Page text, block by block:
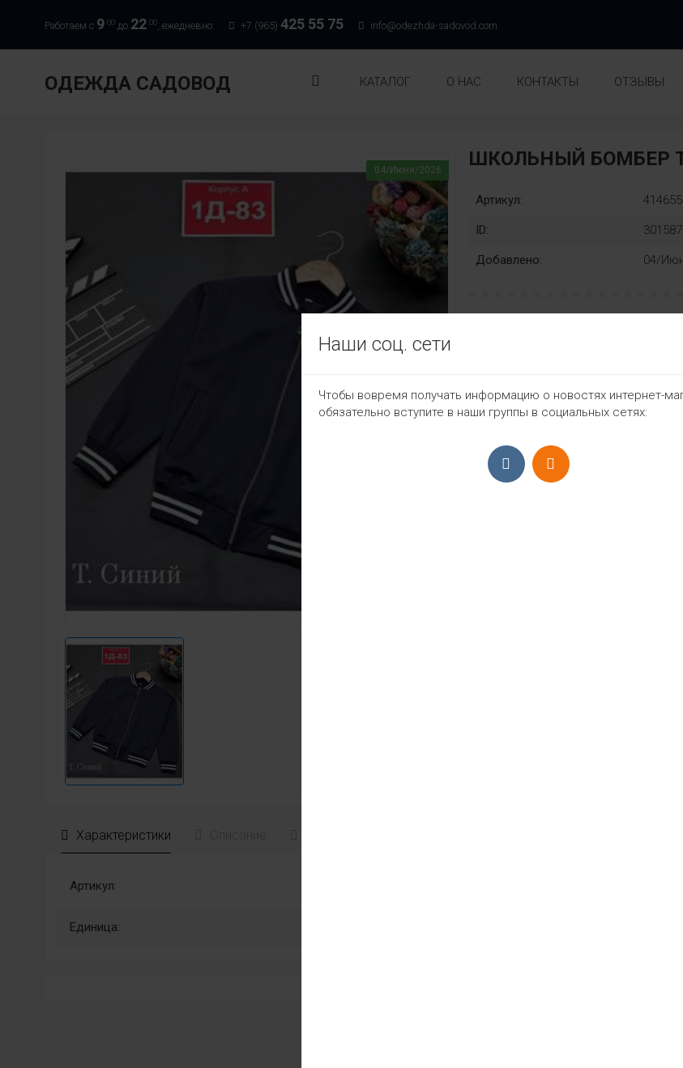
Работаем с 9 00 до 22 00, ежедневно: +7 (965) 425 55 75 info@odezhda-sadovod.com
ОДЕЖДА САДОВОД КАТАЛОГ О НАС КОНТАКТЫ ОТЗЫВЫ
04/Июня/2026 ШКОЛЬНЫЙ БОМБЕР
Артикул:
ID:
Добавлено: 04/
1197₽
ПРИЁМ ЗАКАЗОВ С 9:00-
Характеристики
Артикул:
Единица:
Наши соц. сети
Чтобы вовремя получать информацию о новостях интернет-
обязательно вступите в наши группы в социальных сетях: